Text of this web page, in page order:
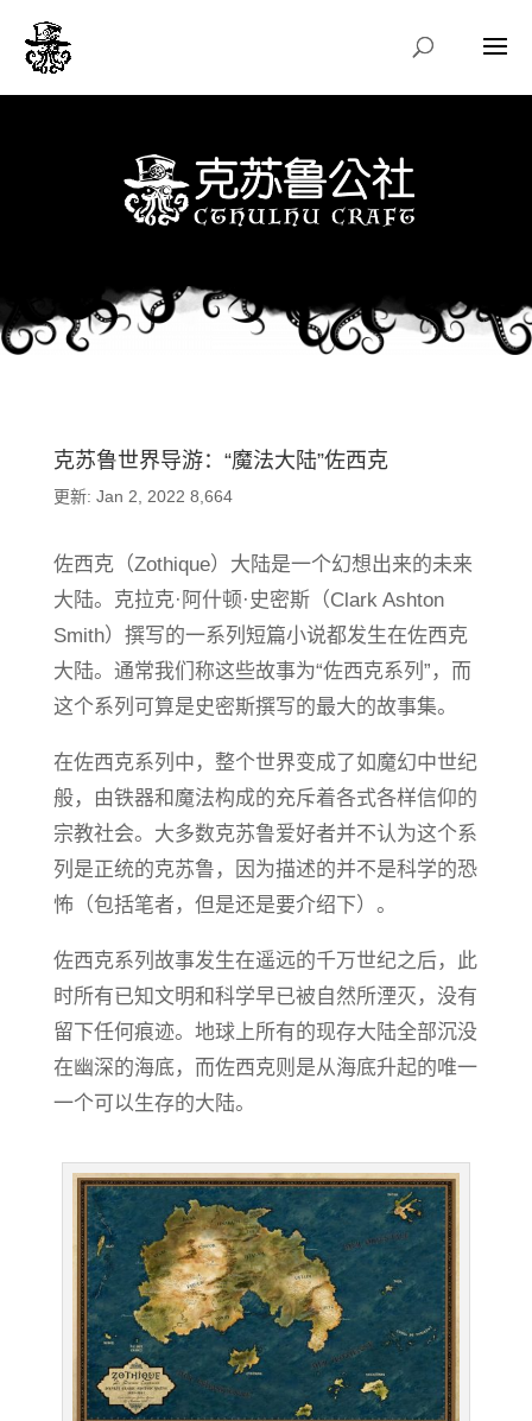
克苏鲁世界导游：“魔法大陆”佐西克
更新: Jan 2, 2022 8,664
佐西克（Zothique）大陆是一个幻想出来的未来
大陆。克拉克·阿什顿·史密斯（Clark Ashton
Smith）撰写的一系列短篇小说都发生在佐西克
大陆。通常我们称这些故事为“佐西克系列”，而
这个系列可算是史密斯撰写的最大的故事集。
在佐西克系列中，整个世界变成了如魔幻中世纪
般，由铁器和魔法构成的充斥着各式各样信仰的
宗教社会。大多数克苏鲁爱好者并不认为这个系
列是正统的克苏鲁，因为描述的并不是科学的恐
怖（包括笔者，但是还是要介绍下）。
佐西克系列故事发生在遥远的千万世纪之后，此
时所有已知文明和科学早已被自然所湮灭，没有
留下任何痕迹。地球上所有的现存大陆全部沉没
在幽深的海底，而佐西克则是从海底升起的唯一
一个可以生存的大陆。